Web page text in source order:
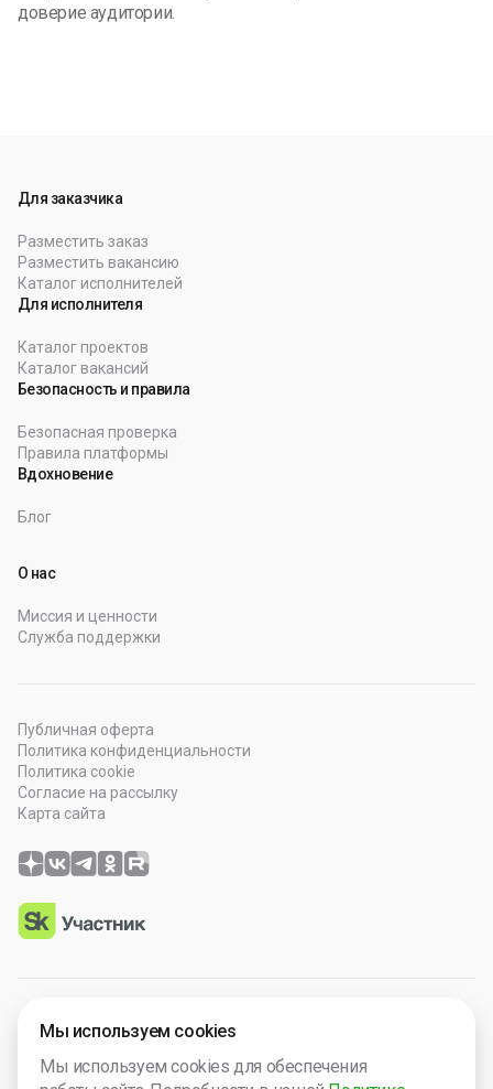
доверие аудитории.
Для заказчика
Разместить заказ
Разместить вакансию
Каталог исполнителей
Для исполнителя
Каталог проектов
Каталог вакансий
Безопасность и правила
Безопасная проверка
Правила платформы
Вдохновение
Блог
О нас
Миссия и ценности
Служба поддержки
Публичная оферта
Политика конфиденциальности
Политика cookie
Согласие на рассылку
Карта сайта
© 2026 OOO “Просто Гений”. Все права защищены.
№ 2025665571. Компания включена в Реест Малых
Мы используем cookies
Мы используем cookies для обеспечения